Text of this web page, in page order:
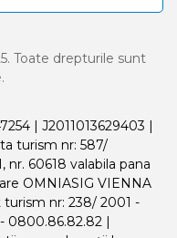
Toate drepturile sunt
| J2011013629403 |
turism nr: 587/
nr. 60618 valabila pana
OMNIASIG VIENNA
turism nr: 238/ 2001 -
0800.86.82.82 |